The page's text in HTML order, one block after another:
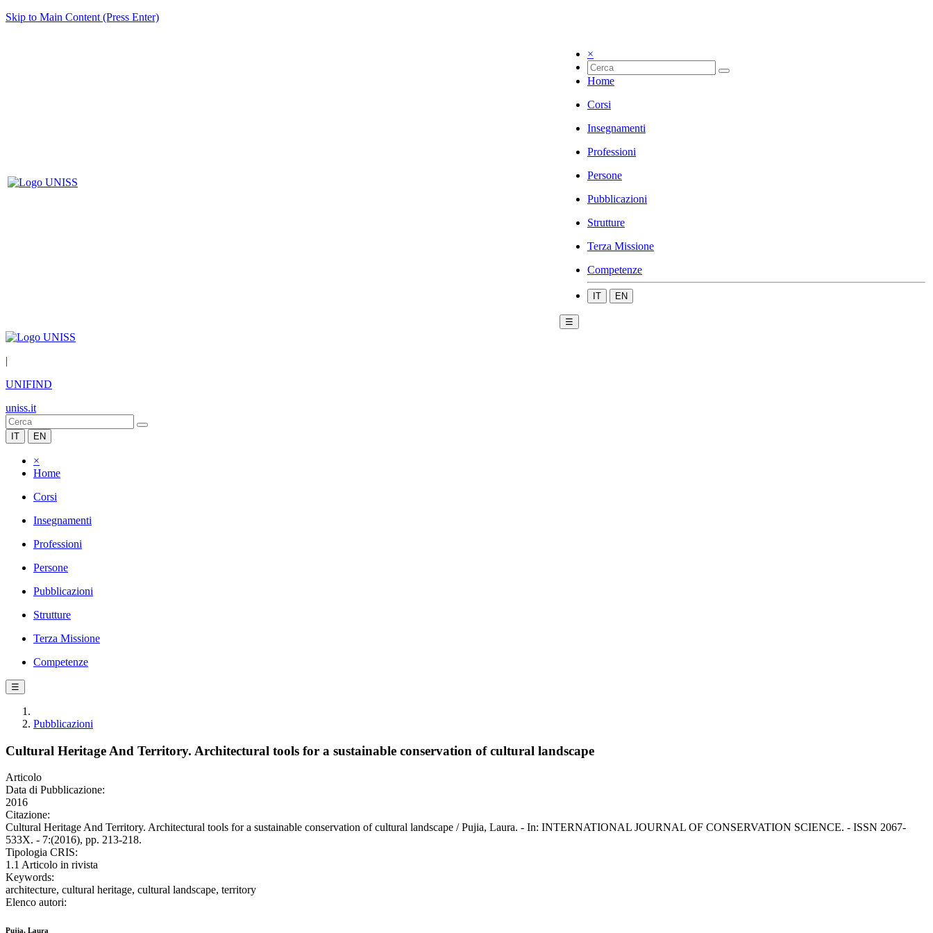
Skip to Main Content (Press Enter)
×
Home
Corsi
Insegnamenti
Professioni
Persone
Pubblicazioni
Strutture
Terza Missione
Competenze
IT EN
☰
|
UNIFIND
uniss.it
IT EN
×
Home
Corsi
Insegnamenti
Professioni
Persone
Pubblicazioni
Strutture
Terza Missione
Competenze
☰
Pubblicazioni
Cultural Heritage And Territory. Architectural tools for a sustainable conservation of cultural landscape
Articolo
Data di Pubblicazione:
2016
Citazione:
Cultural Heritage And Territory. Architectural tools for a sustainable conservation of cultural landscape / Pujia, Laura. - In: INTERNATIONAL JOURNAL OF CONSERVATION SCIENCE. - ISSN 2067-
533X. - 7:(2016), pp. 213-218.
Tipologia CRIS:
1.1 Articolo in rivista
Keywords:
architecture, cultural heritage, cultural landscape, territory
Elenco autori:
Pujia, Laura